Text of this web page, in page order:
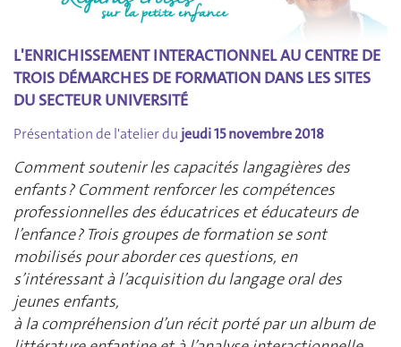
L'ENRICHISSEMENT INTERACTIONNEL AU CENTRE DE
TROIS DÉMARCHES DE FORMATION DANS LES SITES
DU SECTEUR UNIVERSITÉ
Présentation de l'atelier du jeudi 15 novembre 2018
Comment soutenir les capacités langagières des
enfants ? Comment renforcer les compétences
professionnelles des éducatrices et éducateurs de
l’enfance ? Trois groupes de formation se sont
mobilisés pour aborder ces questions, en
s’intéressant à l’acquisition du langage oral des
jeunes enfants,
à la compréhension d’un récit porté par un album de